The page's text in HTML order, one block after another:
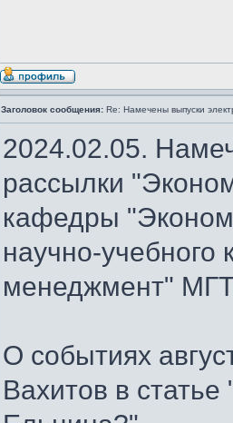
Заголовок сообщения: Re: Намечены выпуски
2024.02.05.
рассылки
кафедры
научно-
менеджмент"
О событиях
Вахитов в